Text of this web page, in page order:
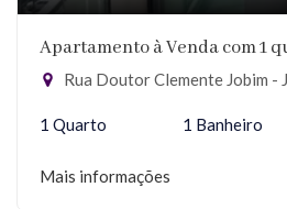
Apartamento à Venda com 1
Rua Doutor Clemente Jobim -
1 Quarto 1 Banheiro
Mais informações